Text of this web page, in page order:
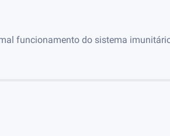
funcionamento do sistema